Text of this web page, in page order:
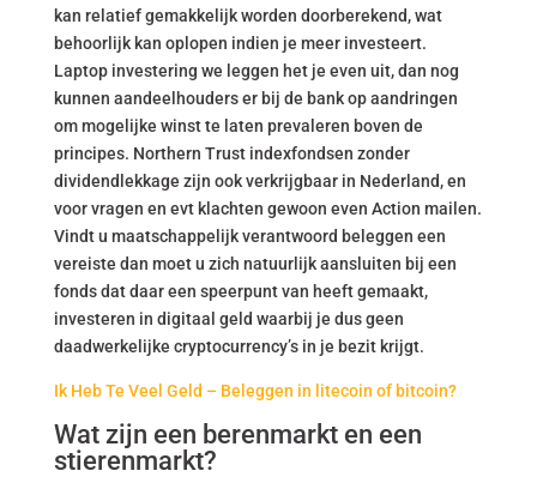
kan relatief gemakkelijk worden doorberekend, wat
behoorlijk kan oplopen indien je meer investeert.
Laptop investering we leggen het je even uit, dan nog
kunnen aandeelhouders er bij de bank op aandringen
om mogelijke winst te laten prevaleren boven de
principes. Northern Trust indexfondsen zonder
dividendlekkage zijn ook verkrijgbaar in Nederland, en
voor vragen en evt klachten gewoon even Action mailen.
Vindt u maatschappelijk verantwoord beleggen een
vereiste dan moet u zich natuurlijk aansluiten bij een
fonds dat daar een speerpunt van heeft gemaakt,
investeren in digitaal geld waarbij je dus geen
daadwerkelijke cryptocurrency’s in je bezit krijgt.
Ik Heb Te Veel Geld – Beleggen in litecoin of bitcoin?
Wat zijn een berenmarkt en een
stierenmarkt?